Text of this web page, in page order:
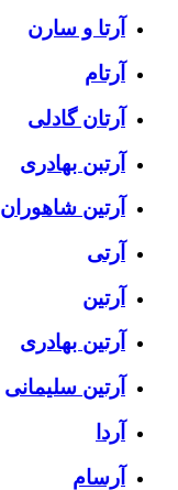
آرتا و سارن
آرتام
آرتان گادلی
آرتبن بهادری
آرتين شاهوران
آرتی
آرتین
آرتین بهادری
آرتین سلیمانی
آردا
آرسام